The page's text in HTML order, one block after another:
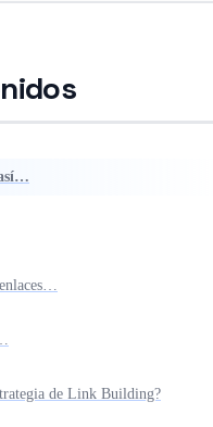
de Link Building?